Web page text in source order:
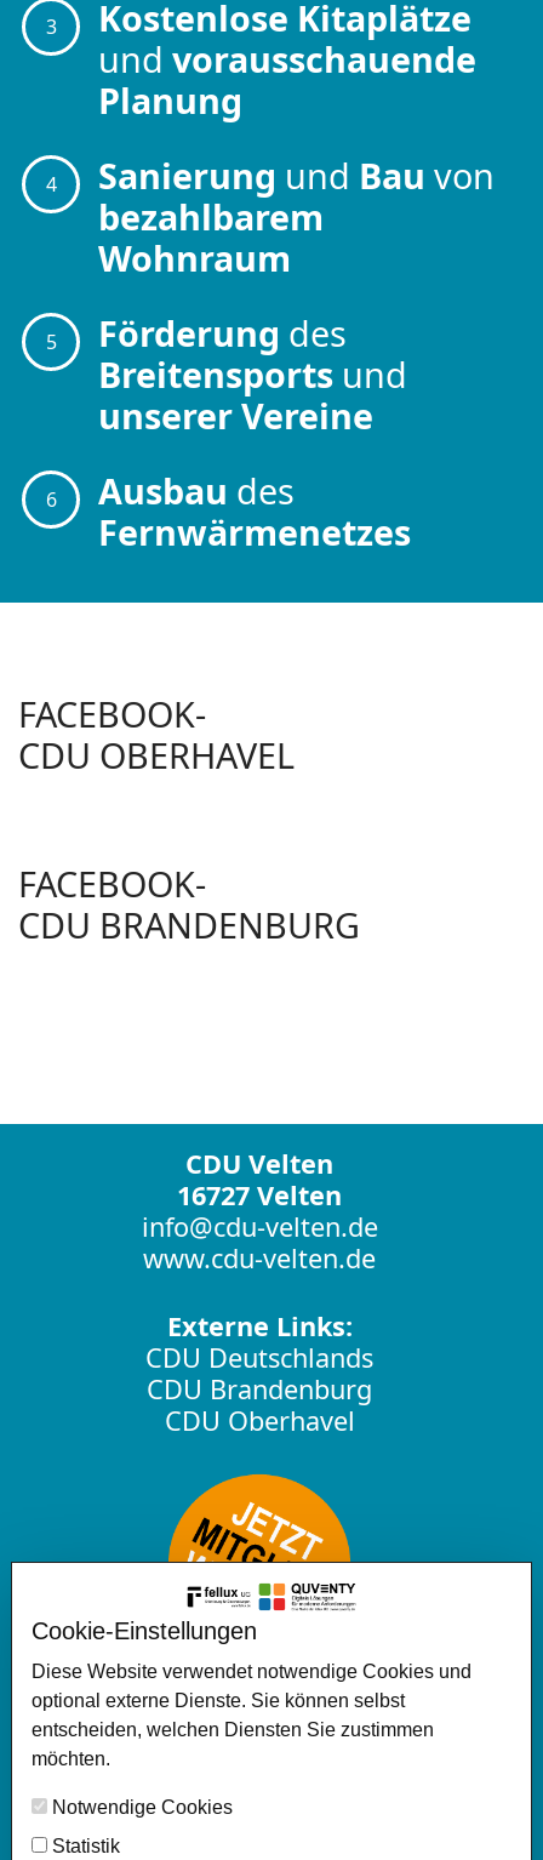
3
Kostenlose Kitaplätze
und vorausschauende
Planung
4 Sanierung und Bau von
bezahlbarem
Wohnraum
5 Förderung des
Breitensports und
unserer Vereine
6 Ausbau des
Fernwärmenetzes
FACEBOOK-
CDU OBERHAVEL
FACEBOOK-
CDU BRANDENBURG
CDU Velten
16727 Velten
info@cdu-velten.de
www.cdu-velten.de
Externe Links:
CDU Deutschlands
CDU Brandenburg
CDU Oberhavel
Christlich Demokratische Union
Deutschlands (CDU) – Stadtverband
Wir setzen uns für eine bürgernahe,
transparente und zukunftsorientierte
Politik in Velten ein. Auf dieser
Cookie-Einstellungen
Diese Website verwendet notwendige Cookies und
optional externe Dienste. Sie können selbst
entscheiden, welchen Diensten Sie zustimmen
möchten.
Notwendige Cookies
Statistik